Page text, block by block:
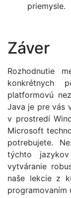
priemysle.
Záver
Rozhodnutie
konkrétnych
platformovú
Java je pre vás
v prostredí
Microsoft
potrebujete.
týchto
vytváranie
naše lekcie z
programovaním